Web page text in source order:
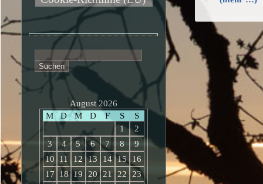
nach:
August 2026
M
D M D F S
S
1
2
3
4 5 6 7 8
9
10
11 12 13 14 15
16
17
18 19 20 21 22
23